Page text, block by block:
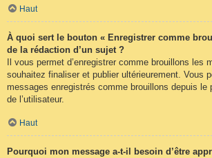
Haut
À quoi sert le bouton « Enregistrer comme
de la rédaction d’un sujet ?
Il vous permet d’enregistrer comme brouillons les
souhaitez finaliser et publier ultérieurement. Vous
messages enregistrés comme brouillons depuis le
de l’utilisateur.
Haut
Pourquoi mon message a-t-il besoin d’être